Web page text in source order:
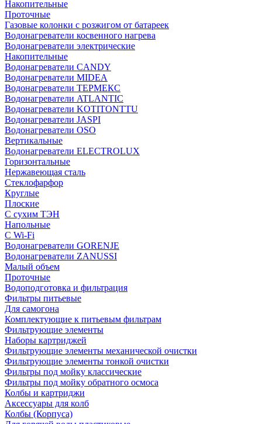
Накопительные
Проточные
Газовые колонки с розжигом от батареек
Водонагреватели косвенного нагрева
Водонагреватели электрические
Накопительные
Водонагреватели CANDY
Водонагреватели MIDEA
Водонагреватели ТЕРМЕКС
Водонагреватели ATLANTIC
Водонагреватели KOTITONTTU
Водонагреватели JASPI
Водонагреватели OSO
Вертикальные
Водонагреватели ELECTROLUX
Горизонтальные
Нержавеющая сталь
Стеклофарфор
Круглые
Плоские
С сухим ТЭН
Напольные
С Wi-Fi
Водонагреватели GORENJE
Водонагреватели ZANUSSI
Малый объем
Проточные
Водоподготовка и фильтрация
Фильтры питьевые
Для самогона
Комплектующие к питьевым фильтрам
Фильтрующие элементы
Наборы картриджей
Фильтрующие элементы механической очистки
Фильтрующие элементы тонкой очистки
Фильтры под мойку классические
Фильтры под мойку обратного осмоса
Колбы и картриджи
Аксессуары для колб
Колбы (Корпуса)